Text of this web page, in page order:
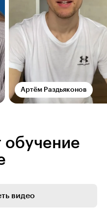
Артём Раздьяконов
обучение
видео